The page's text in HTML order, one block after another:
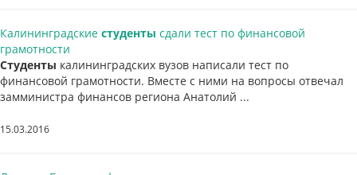
Калининградские студенты сдали тест по финансовой
грамотности
Студенты калининградских вузов написали тест по
финансовой грамотности. Вместе с ними на вопросы отвечал
замминистра финансов региона Анатолий ...
15.03.2016